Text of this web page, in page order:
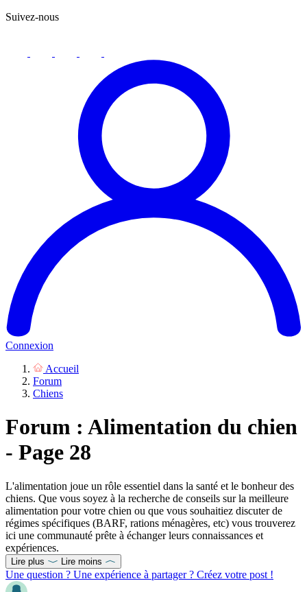
Suivez-nous
Connexion
Accueil
Forum
Chiens
Forum : Alimentation du chien
- Page 28
L'alimentation joue un rôle essentiel dans la santé et le bonheur des
chiens. Que vous soyez à la recherche de conseils sur la meilleure
alimentation pour votre chien ou que vous souhaitiez discuter de
régimes spécifiques (BARF, rations ménagères, etc) vous trouverez
ici une communauté prête à échanger leurs connaissances et
expériences.
Lire plus Lire moins
Une question ? Une expérience à partager ? Créez votre post !